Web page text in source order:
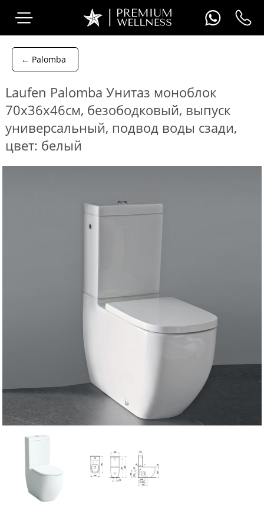
← Palomba
Laufen Palomba Унитаз моноблок
70x36x46см, безободковый, выпуск
универсальный, подвод воды сзади,
цвет: белый